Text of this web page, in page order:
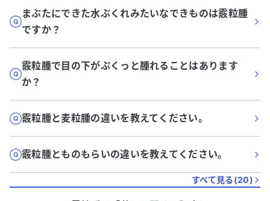
まぶたにできた水ぶくれみたいなできものは霰粒腫
ですか？
霰粒腫で目の下がぷくっと腫れることはあります
か？
霰粒腫と麦粒腫の違いを教えてください。
霰粒腫とものもらいの違いを教えてください。
すべて見る(20)